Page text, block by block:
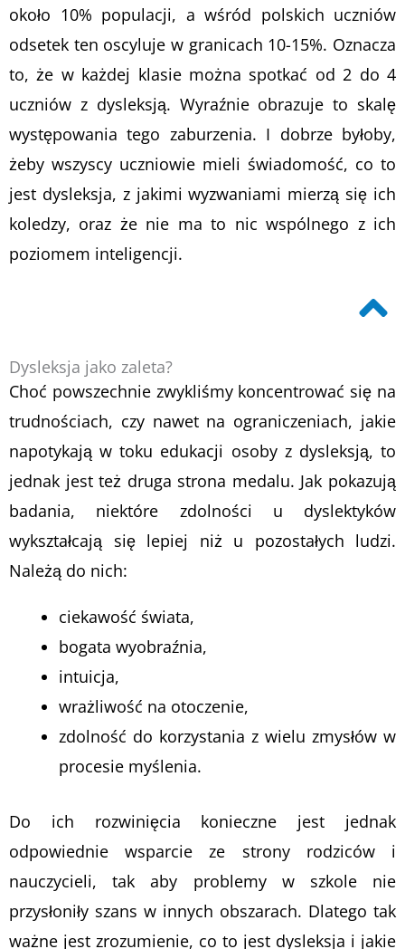
około 10% populacji, a wśród polskich uczniów
odsetek ten oscyluje w granicach 10-15%. Oznacza
to, że w każdej klasie można spotkać od 2 do 4
uczniów z dysleksją. Wyraźnie obrazuje to skalę
występowania tego zaburzenia. I dobrze byłoby,
żeby wszyscy uczniowie mieli świadomość, co to
jest dysleksja, z jakimi wyzwaniami mierzą się ich
koledzy, oraz że nie ma to nic wspólnego z ich
poziomem inteligencji.
Dysleksja jako zaleta?
Choć powszechnie zwykliśmy koncentrować się na
trudnościach, czy nawet na ograniczeniach, jakie
napotykają w toku edukacji osoby z dysleksją, to
jednak jest też druga strona medalu. Jak pokazują
badania, niektóre zdolności u dyslektyków
wykształcają się lepiej niż u pozostałych ludzi.
Należą do nich:
ciekawość świata,
bogata wyobraźnia,
intuicja,
wrażliwość na otoczenie,
zdolność do korzystania z wielu zmysłów w
procesie myślenia.
Do ich rozwinięcia konieczne jest jednak
odpowiednie wsparcie ze strony rodziców i
nauczycieli, tak aby problemy w szkole nie
przysłoniły szans w innych obszarach. Dlatego tak
ważne jest zrozumienie, co to jest dysleksja i jakie